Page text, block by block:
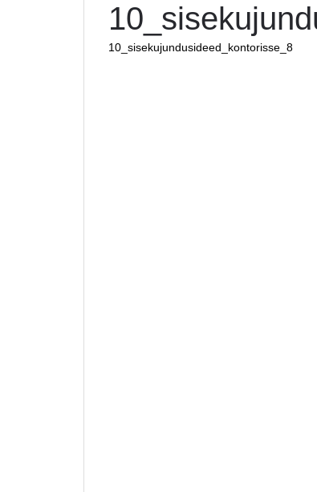
10_sisekujundusideed_kontorisse_8